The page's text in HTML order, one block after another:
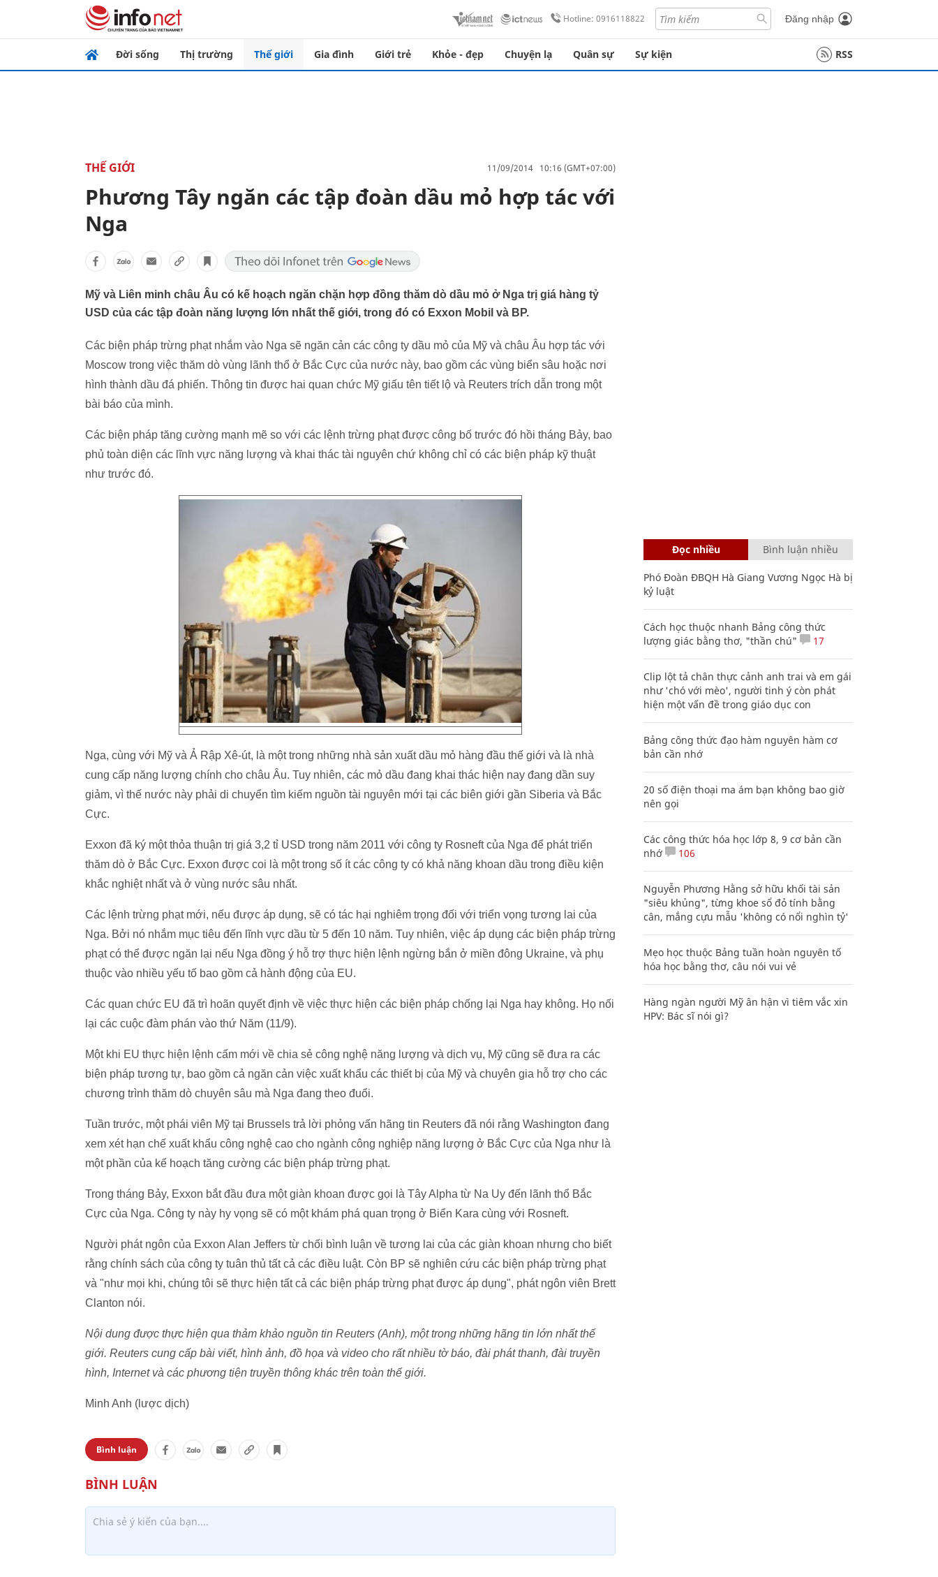
Hotline: 0916118822 Đăng nhập
Đời sống Thị trường Thế giới Gia đình Giới trẻ Khỏe - đẹp Chuyện lạ Quân sự Sự kiện RSS
THẾ GIỚI 11/09/2014 10:16 (GMT+07:00)
Phương Tây ngăn các tập đoàn dầu mỏ hợp tác với
Nga
Mỹ và Liên minh châu Âu có kế hoạch ngăn chặn hợp đồng thăm dò dầu mỏ ở Nga trị giá hàng tỷ
USD của các tập đoàn năng lượng lớn nhất thế giới, trong đó có Exxon Mobil và BP.
Các biện pháp trừng phạt nhắm vào Nga sẽ ngăn cản các công ty dầu mỏ của Mỹ và châu Âu hợp tác với
Moscow trong việc thăm dò vùng lãnh thổ ở Bắc Cực của nước này, bao gồm các vùng biển sâu hoặc nơi
hình thành dầu đá phiến. Thông tin được hai quan chức Mỹ giấu tên tiết lộ và Reuters trích dẫn trong một
bài báo của mình.
Các biện pháp tăng cường mạnh mẽ so với các lệnh trừng phạt được công bố trước đó hồi tháng Bảy, bao
phủ toàn diện các lĩnh vực năng lượng và khai thác tài nguyên chứ không chỉ có các biện pháp kỹ thuật
như trước đó.
Nga, cùng với Mỹ và Ả Rập Xê-út, là một trong những nhà sản xuất dầu mỏ hàng đầu thế giới và là nhà
cung cấp năng lượng chính cho châu Âu. Tuy nhiên, các mỏ dầu đang khai thác hiện nay đang dần suy
giảm, vì thế nước này phải di chuyển tìm kiếm nguồn tài nguyên mới tại các biên giới gần Siberia và Bắc
Cực.
Exxon đã ký một thỏa thuận trị giá 3,2 tỉ USD trong năm 2011 với công ty Rosneft của Nga để phát triển
thăm dò ở Bắc Cực. Exxon được coi là một trong số ít các công ty có khả năng khoan dầu trong điều kiện
khắc nghiệt nhất và ở vùng nước sâu nhất.
Các lệnh trừng phạt mới, nếu được áp dụng, sẽ có tác hại nghiêm trọng đối với triển vọng tương lai của
Nga. Bởi nó nhắm mục tiêu đến lĩnh vực dầu từ 5 đến 10 năm. Tuy nhiên, việc áp dụng các biện pháp trừng
phạt có thể được ngăn lại nếu Nga đồng ý hỗ trợ thực hiện lệnh ngừng bắn ở miền đông Ukraine, và phụ
thuộc vào nhiều yếu tố bao gồm cả hành động của EU.
Các quan chức EU đã trì hoãn quyết định về việc thực hiện các biện pháp chống lại Nga hay không. Họ nối
lại các cuộc đàm phán vào thứ Năm (11/9).
Một khi EU thực hiện lệnh cấm mới về chia sẻ công nghệ năng lượng và dịch vụ, Mỹ cũng sẽ đưa ra các
biện pháp tương tự, bao gồm cả ngăn cản việc xuất khẩu các thiết bị của Mỹ và chuyên gia hỗ trợ cho các
chương trình thăm dò chuyên sâu mà Nga đang theo đuổi.
Tuần trước, một phái viên Mỹ tại Brussels trả lời phỏng vấn hãng tin Reuters đã nói rằng Washington đang
xem xét hạn chế xuất khẩu công nghệ cao cho ngành công nghiệp năng lượng ở Bắc Cực của Nga như là
một phần của kế hoạch tăng cường các biện pháp trừng phạt.
Trong tháng Bảy, Exxon bắt đầu đưa một giàn khoan được gọi là Tây Alpha từ Na Uy đến lãnh thổ Bắc
Cực của Nga. Công ty này hy vọng sẽ có một khám phá quan trọng ở Biển Kara cùng với Rosneft.
Người phát ngôn của Exxon Alan Jeffers từ chối bình luận về tương lai của các giàn khoan nhưng cho biết
rằng chính sách của công ty tuân thủ tất cả các điều luật. Còn BP sẽ nghiên cứu các biện pháp trừng phạt
và "như mọi khi, chúng tôi sẽ thực hiện tất cả các biện pháp trừng phạt được áp dụng", phát ngôn viên Brett
Clanton nói.
Nội dung được thực hiện qua thảm khảo nguồn tin Reuters (Anh), một trong những hãng tin lớn nhất thế
giới. Reuters cung cấp bài viết, hình ảnh, đồ họa và video cho rất nhiều tờ báo, đài phát thanh, đài truyền
hình, Internet và các phương tiện truyền thông khác trên toàn thế giới.
Minh Anh (lược dịch)
Bình luận
Đọc nhiều Bình luận nhiều
Phó Đoàn ĐBQH Hà Giang Vương Ngọc Hà bị
kỷ luật
Cách học thuộc nhanh Bảng công thức
lượng giác bằng thơ, "thần chú"
17
Clip lột tả chân thực cảnh anh trai và em gái
như 'chó với mèo', người tinh ý còn phát
hiện một vấn đề trong giáo dục con
Bảng công thức đạo hàm nguyên hàm cơ
bản cần nhớ
20 số điện thoại ma ám bạn không bao giờ
nên gọi
Các công thức hóa học lớp 8, 9 cơ bản cần
nhớ
106
Nguyễn Phương Hằng sở hữu khối tài sản
"siêu khủng", từng khoe sổ đỏ tính bằng
cân, mắng cựu mẫu 'không có nổi nghìn tỷ'
Mẹo học thuộc Bảng tuần hoàn nguyên tố
hóa học bằng thơ, câu nói vui vẻ
Hàng ngàn người Mỹ ân hận vì tiêm vắc xin
HPV: Bác sĩ nói gì?